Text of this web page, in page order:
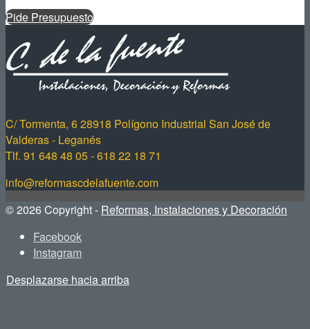
Pide Presupuesto
C/ Tormenta, 6 28918 Polígono Industrial San José de
Valderas - Leganés
Tlf. 91 648 48 05 - 618 22 18 71
info@reformascdelafuente.com
© 2026 Copyright - Reformas, Instalaciones y Decoración
Facebook
Instagram
Desplazarse hacia arriba